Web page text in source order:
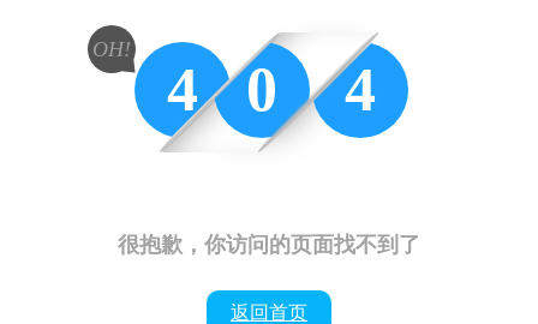
4 0 4
OH!
很抱歉，你访问的页面找不到了
返回首页